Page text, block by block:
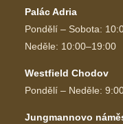
Palác Adria
Pondělí – Sobota:
Neděle: 10:00–19:00
Westfield Chodov
Pondělí – Neděle:
Jungmannovo